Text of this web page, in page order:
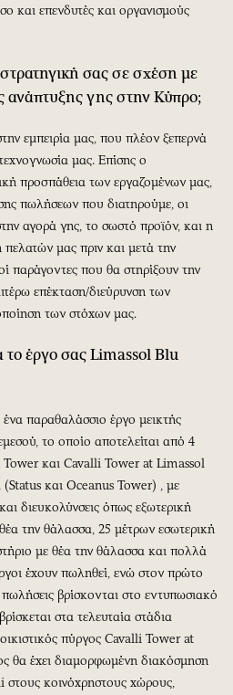
και επενδυτές και οργανισμούς
σας σε σχέση με
ανάπτυξης γης στην Κύπρο;
εμπειρία μας, που πλέον ξεπερνά
μας. Επίσης ο
προσπάθεια των εργαζομένων μας,
πωλήσεων που διατηρούμε, οι
αγορά γης, το σωστό προϊόν, και η
μας πριν και μετά την
παράγοντες που θα στηρίξουν την
επέκταση/διεύρυνση των
των στόχων μας.
το έργο σας Limassol Blu
παραθαλάσσιο έργο μεικτής
το οποίο αποτελείται από 4
Tower και Cavalli Tower at Limassol
και Oceanus Tower) , με
διευκολύνσεις όπως εξωτερική
την θάλασσα, 25 μέτρων εσωτερική
με θέα την θάλασσα και πολλά
έχουν πωληθεί, ενώ στον πρώτο
βρίσκονται στο εντυπωσιακό
στα τελευταία στάδια
πύργος Cavalli Tower at
θα έχει διαμορφωμένη διακόσμηση
κοινόχρηστους χώρους,